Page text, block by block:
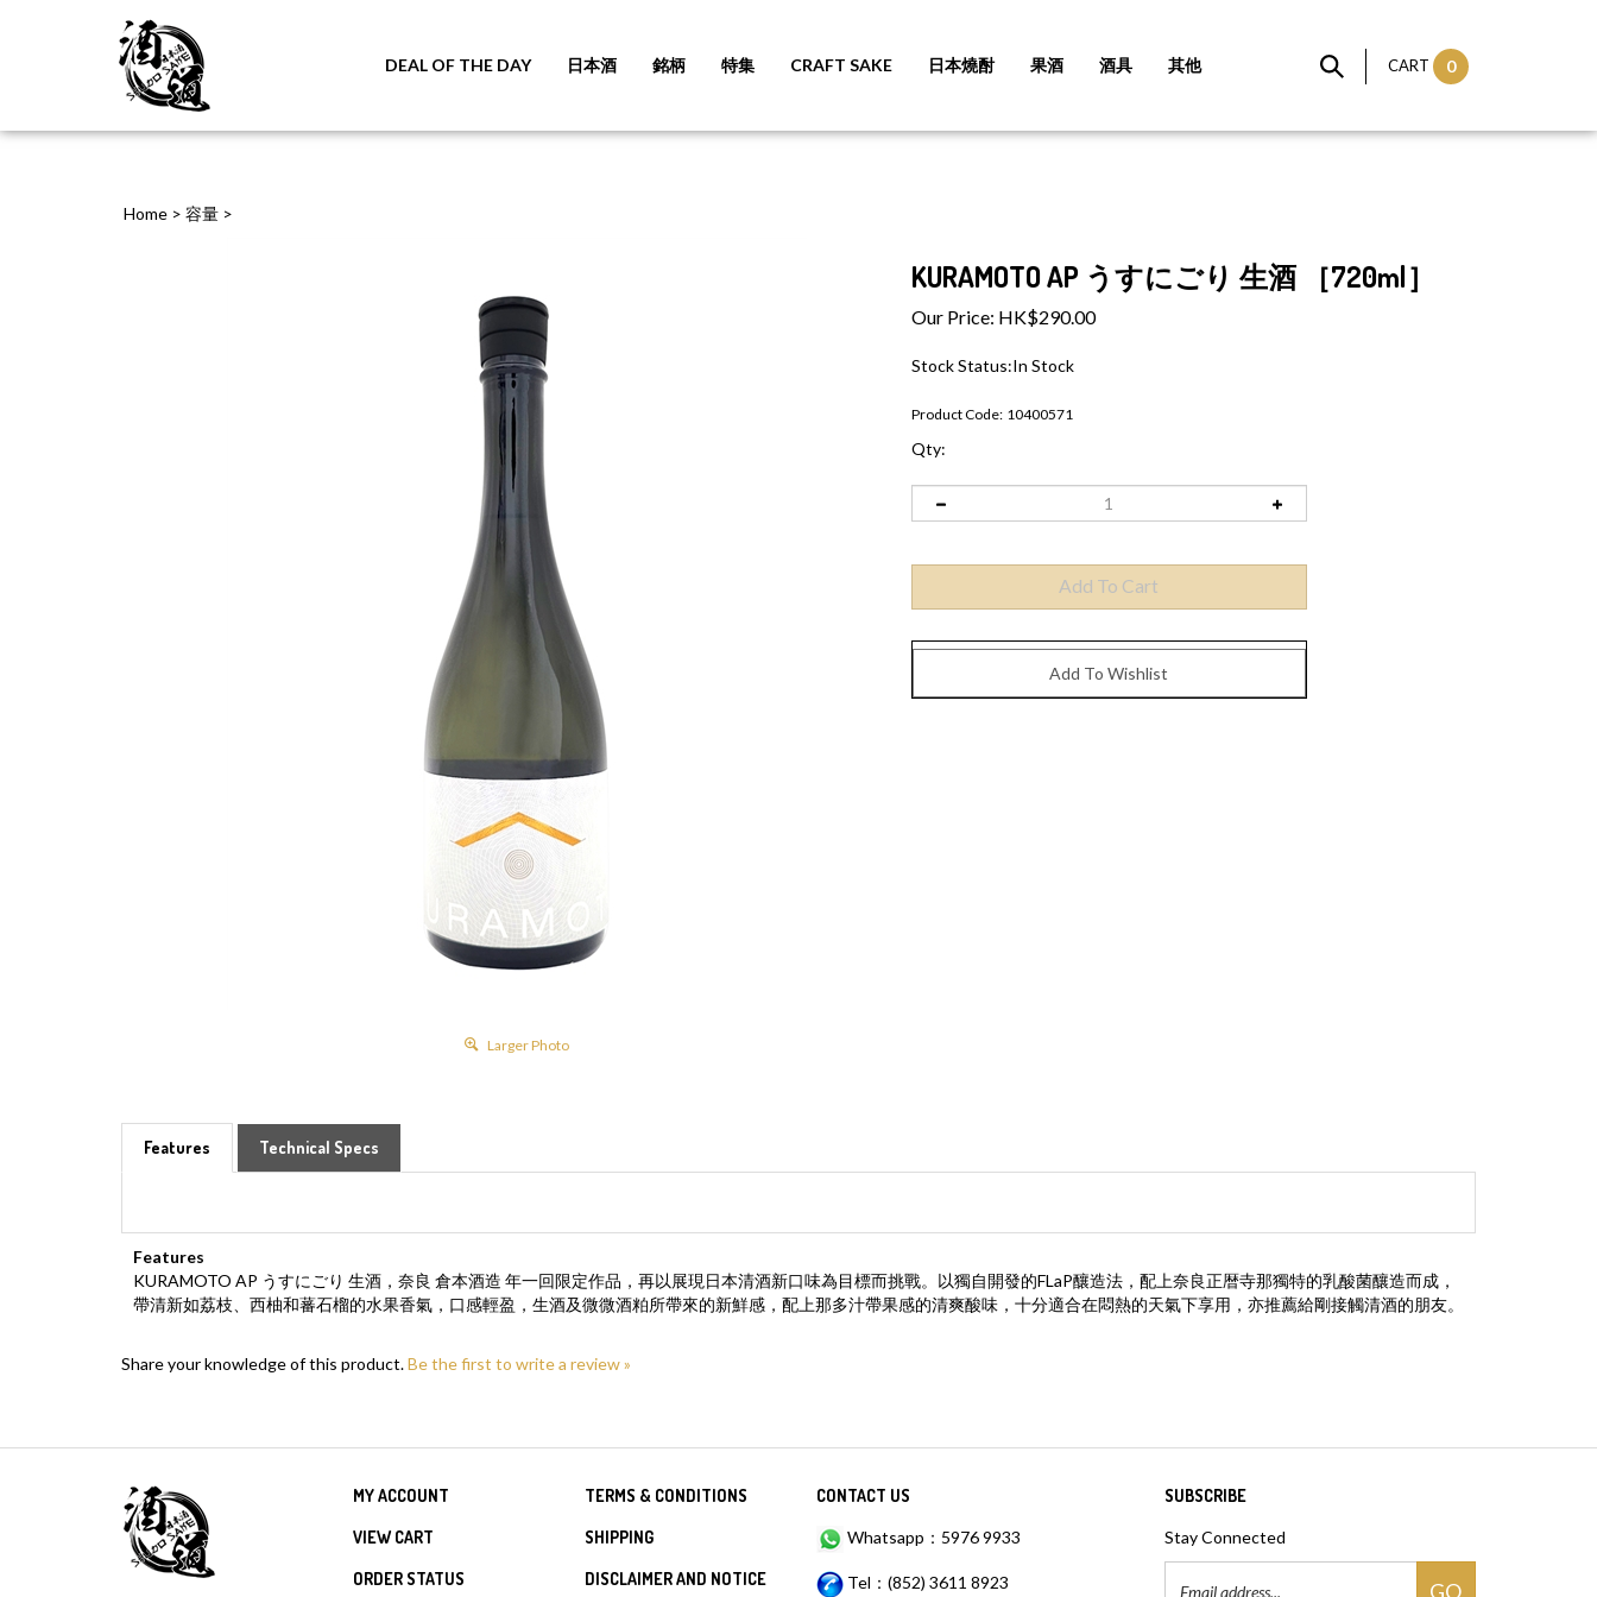
DEAL OF THE DAY 日本酒 銘柄 特集 CRAFT SAKE 日本燒酎 果酒 酒具 其他 CART 0
Home > 容量 >
Larger Photo
KURAMOTO AP うすにごり 生酒 ［720ml］
Our Price: HK$290.00
Stock Status:In Stock
Product Code: 10400571
Qty:
Features Technical Specs
Features
KURAMOTO AP うすにごり 生酒，奈良 倉本酒造 年一回限定作品，再以展現日本清酒新口味為目標而挑戰。以獨自開發的FLaP釀造法，配上奈良正暦寺那獨特的乳酸菌釀造而成，
帶清新如荔枝、西柚和蕃石榴的水果香氣，口感輕盈，生酒及微微酒粕所帶來的新鮮感，配上那多汁帶果感的清爽酸味，十分適合在悶熱的天氣下享用，亦推薦給剛接觸清酒的朋友。
Share your knowledge of this product.Be the first to write a review »
MY ACCOUNT
VIEW CART
ORDER STATUS
TERMS & CONDITIONS
SHIPPING
DISCLAIMER AND NOTICE
CONTACT US
Whatsapp：5976 9933
Tel：(852) 3611 8923
SUBSCRIBE
Stay Connected
GO